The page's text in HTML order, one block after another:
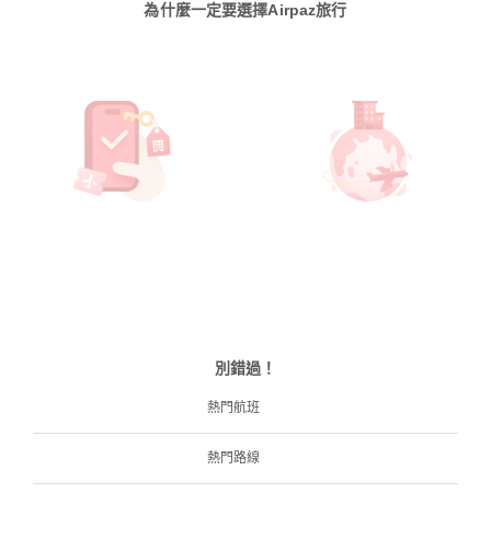
為什麼一定要選擇Airpaz旅行
別錯過！
熱門航班
熱門路線